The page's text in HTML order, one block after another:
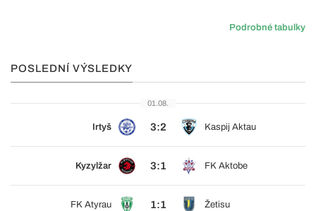
Podrobné tabulky
POSLEDNÍ VÝSLEDKY
01.08.
Irtyš 3:2 Kaspij Aktau
Kyzylžar 3:1 FK Aktobe
FK Atyrau 1:1 Žetisu